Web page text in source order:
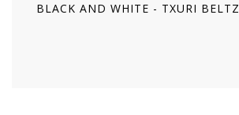
BLACK AND WHITE - TXURI BELTZ